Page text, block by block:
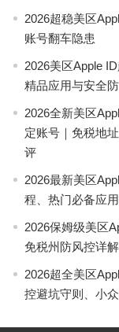
2026超稳美区
账号翻车隐患
2026美区Apple
精品应用与安全
2026全新美区
定账号｜免税地
评
2026最新美区
程、热门必备应
2026保姆级美区
免税州防风控详
2026超全美区
控避坑守则、小